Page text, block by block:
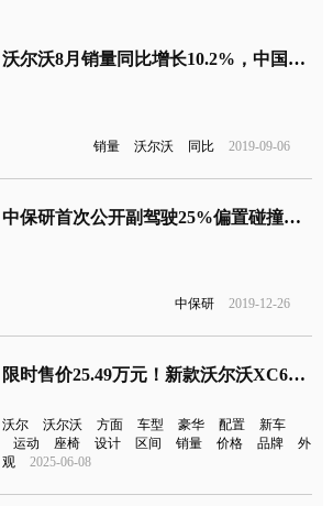
沃尔沃8月销量同比增长10.2%，中国市场销量增长迅速
销量 沃尔沃 同比 2019-09-06
中保研首次公开副驾驶25%偏置碰撞试验，车企要谎了么？
中保研 2019-12-26
限时售价25.49万元！新款沃尔沃XC60上市
沃尔 沃尔沃 方面 车型 豪华 配置
新车
运动
座椅 设计 区间 销量 价格 品牌
外
观
2025-06-08